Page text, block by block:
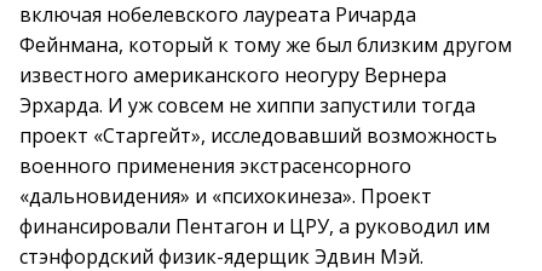
включая нобелевского лауреата Ричарда
Фейнмана, который к тому же был близким другом
известного американского неогуру Вернера
Эрхарда. И уж совсем не хиппи запустили тогда
проект «Старгейт», исследовавший возможность
военного применения экстрасенсорного
«дальновидения» и «психокинеза». Проект
финансировали Пентагон и ЦРУ, а руководил им
стэнфордский физик-ядерщик Эдвин Мэй.